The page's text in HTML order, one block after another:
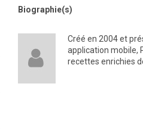
Biographie(s)
Créé en 2004 et
application mobile,
recettes enrichies